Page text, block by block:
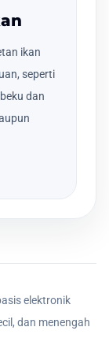
ikan
seperti
dan
elektronik
dan menengah